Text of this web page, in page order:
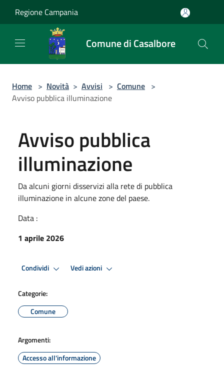
Regione Campania
Comune di Casalbore
Home > Novità > Avvisi > Comune >
Avviso pubblica illuminazione
Avviso pubblica
illuminazione
Da alcuni giorni disservizi alla rete di pubblica
illuminazione in alcune zone del paese.
Data :
1 aprile 2026
Condividi Vedi azioni
Categorie:
Comune
Argomenti:
Accesso all'informazione